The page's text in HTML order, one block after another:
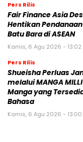
Pers Rilis
Fair Finance Asia
Hentikan
Batu Bara di ASEAN
Kamis, 6 Agu 2026 - 13:02
Pers Rilis
Shueisha Perluas
melalui MANGA
Manga yang
Bahasa
Kamis, 6 Agu 2026 - 13:00